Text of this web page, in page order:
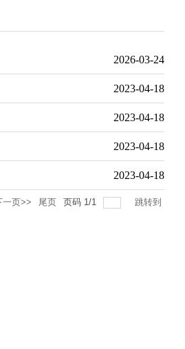
2026-03-24
2023-04-18
2023-04-18
2023-04-18
2023-04-18
一页>> 尾页 页码 1/1 跳转到